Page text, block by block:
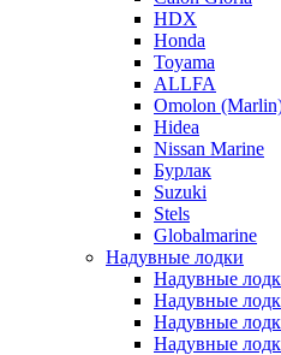
HDX
Honda
Toyama
ALLFA
Omolon
Hidea
Nissan Marine
Бурлак
Suzuki
Stels
Globalmarine
Надувные лодки
Надувные
Надувные
Надувные
Надувные